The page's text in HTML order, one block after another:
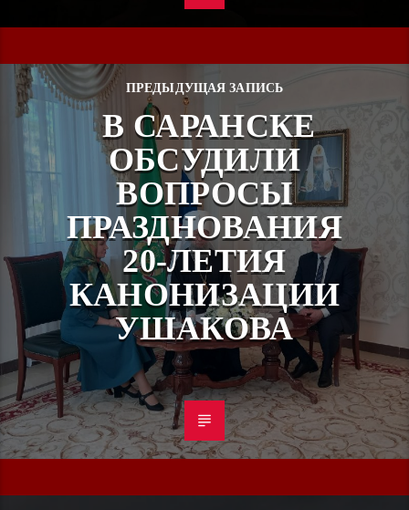
ПРЕДЫДУЩАЯ ЗАПИСЬ
В САРАНСКЕ
ОБСУДИЛИ
ВОПРОСЫ
ПРАЗДНОВАНИЯ
20-ЛЕТИЯ
КАНОНИЗАЦИИ
УШАКОВА